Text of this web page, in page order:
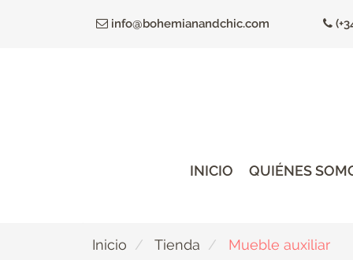
info@bohemianandchic.com
INICIO QUIÉNES
Inicio Tienda Mueble auxiliar